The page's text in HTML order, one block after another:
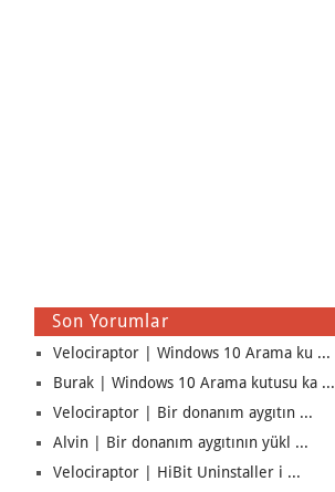
Son Yorumlar
Velociraptor | Windows 10 Arama ku ...
Burak | Windows 10 Arama kutusu ka ...
Velociraptor | Bir donanım aygıtın ...
Alvin | Bir donanım aygıtının yükl ...
Velociraptor | HiBit Uninstaller i ...